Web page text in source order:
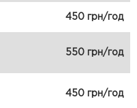
450 грн/год
550 грн/год
450 грн/год